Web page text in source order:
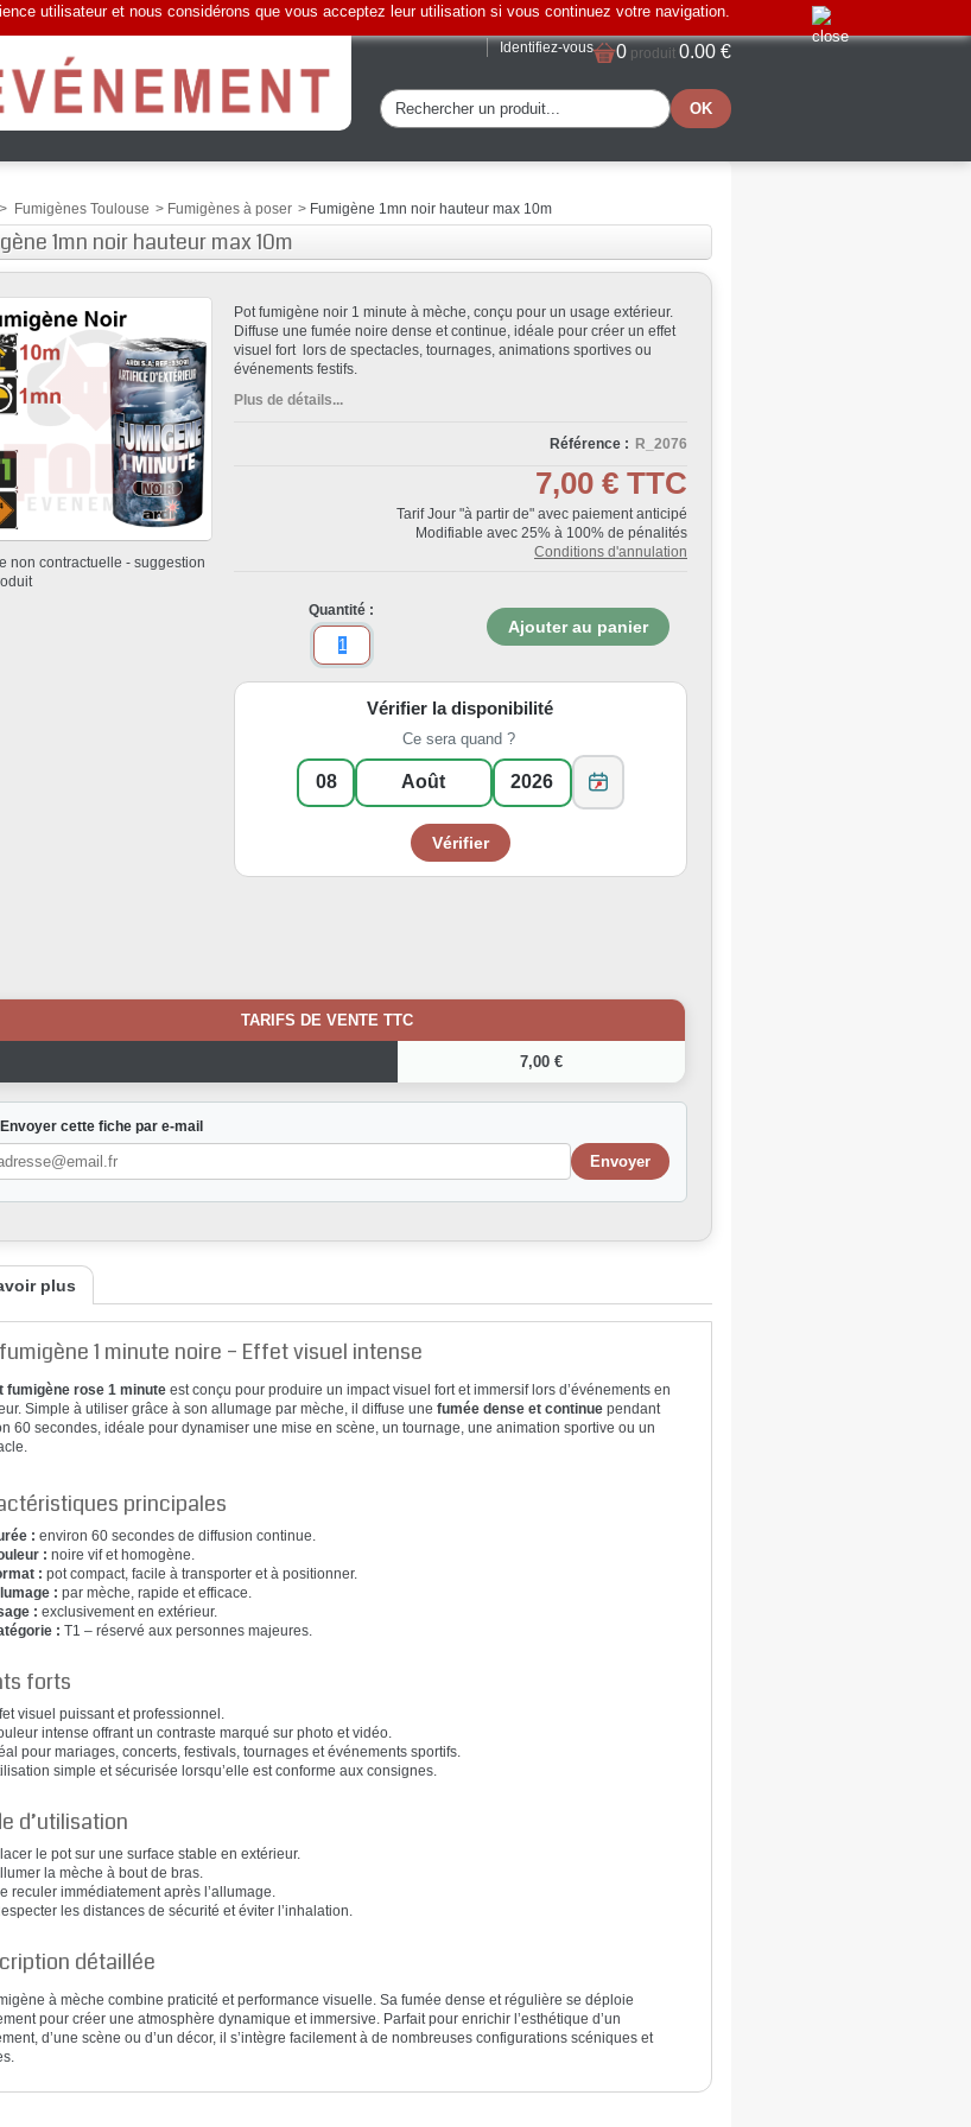
Identifiez-vous 0 produit 0.00 €
utilisateur et nous considérons que vous acceptez leur utilisation si vous continuez votre navigation.
> Fumigènes Toulouse > Fumigènes à poser > Fumigène 1mn noir hauteur max 10m
1mn noir hauteur max 10m
non contractuelle - suggestion
Pot fumigène noir 1 minute à mèche, conçu pour un usage extérieur.
Diffuse une fumée noire dense et continue, idéale pour créer un effet
visuel fort lors de spectacles, tournages, animations sportives ou
événements festifs.
Plus de détails...
Référence : R_2076
7,00 € TTC
Tarif Jour "à partir de" avec paiement anticipé
Modifiable avec 25% à 100% de pénalités
Conditions d'annulation
Quantité :
Vérifier la disponibilité
Ce sera quand ?
TARIFS DE VENTE TTC
7,00 €
cette fiche par e-mail
plus
1 minute noire – Effet visuel intense
fumigène rose 1 minute est conçu pour produire un impact visuel fort et immersif lors d’événements en
Simple à utiliser grâce à son allumage par mèche, il diffuse unefumée dense et continue pendant
60 secondes, idéale pour dynamiser une mise en scène, un tournage, une animation sportive ou un
principales
: environ 60 secondes de diffusion continue.
: noire vif et homogène.
: pot compact, facile à transporter et à positionner.
: par mèche, rapide et efficace.
: exclusivement en extérieur.
: T1 – réservé aux personnes majeures.
forts
visuel puissant et professionnel.
intense offrant un contraste marqué sur photo et vidéo.
pour mariages, concerts, festivals, tournages et événements sportifs.
simple et sécurisée lorsqu’elle est conforme aux consignes.
d’utilisation
le pot sur une surface stable en extérieur.
la mèche à bout de bras.
reculer immédiatement après l’allumage.
les distances de sécurité et éviter l’inhalation.
détaillée
à mèche combine praticité et performance visuelle. Sa fumée dense et régulière se déploie
pour créer une atmosphère dynamique et immersive. Parfait pour enrichir l’esthétique d’un
d’une scène ou d’un décor, il s’intègre facilement à de nombreuses configurations scéniques et